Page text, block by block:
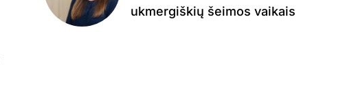
ukmergiškių šeimos vaikais